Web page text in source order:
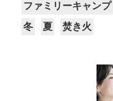
ファミリーキャンプ
冬
夏 焚き火